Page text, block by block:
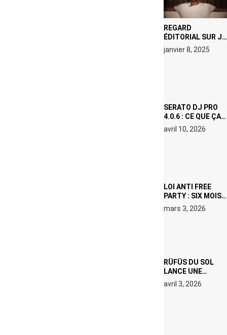
REGARD
ÉDITORIAL SUR JE
M’APPELLE TIM
(NETFLIX) : AVICII,
janvier 8, 2025
SERATO DJ PRO
4.0.6 : CE QUE ÇA
CHANGE, MÊME SI
VOUS N’ÊTES NI
avril 10, 2026
LOI ANTI FREE
PARTY : SIX MOIS
DE PRISON ET 5
000 € D’AMENDE
mars 3, 2026
RÜFÜS DU SOL
LANCE UNE
RÉSIDENCE DJ
SET DE QUATRE
avril 3, 2026